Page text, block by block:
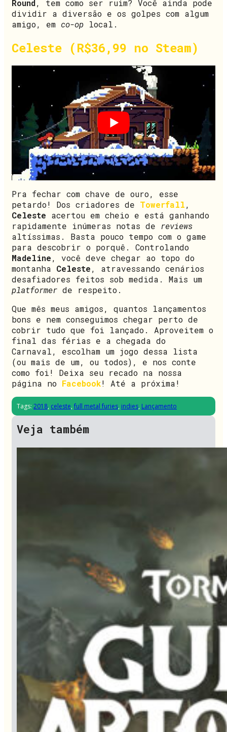
Round , tem como ser ruim? Você ainda pode
dividir a diversão e os golpes com algum
amigo, em co-op local.
Celeste (R$36,99 no Steam)
Pra fechar com chave de ouro, esse
petardo! Dos criadores de Towerfall,
Celeste acertou em cheio e está ganhando
rapidamente inúmeras notas de reviews
altíssimas. Basta pouco tempo com o game
para descobrir o porquê. Controlando
Madeline, você deve chegar ao topo do
montanha Celeste, atravessando cenários
desafiadores feitos sob medida. Mais um
platformer de respeito.
Que mês meus amigos, quantos lançamentos
bons e nem conseguimos chegar perto de
cobrir tudo que foi lançado. Aproveitem o
final das férias e a chegada do
Carnaval, escolham um jogo dessa lista
(ou mais de um, ou todos), e nos conte
como foi! Deixa seu recado na nossa
página no Facebook! Até a próxima!
Tags: 2018, celeste, full metal furies, indies, Lançamento
Veja também